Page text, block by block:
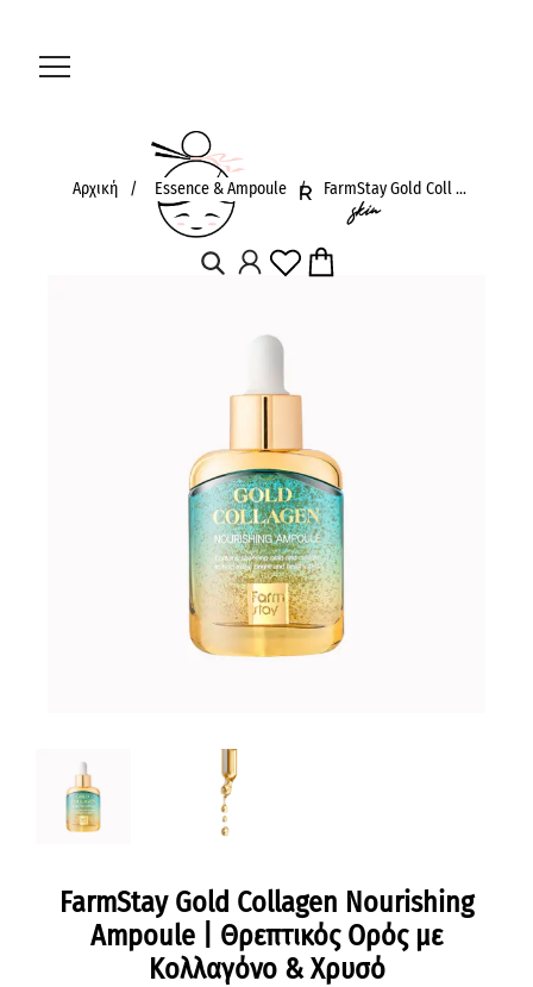
Αρχική / Essence & Ampoule / FarmStay Gold Coll ...
FarmStay Gold Collagen Nourishing
Ampoule | Θρεπτικός Ορός με
Κολλαγόνο & Χρυσό